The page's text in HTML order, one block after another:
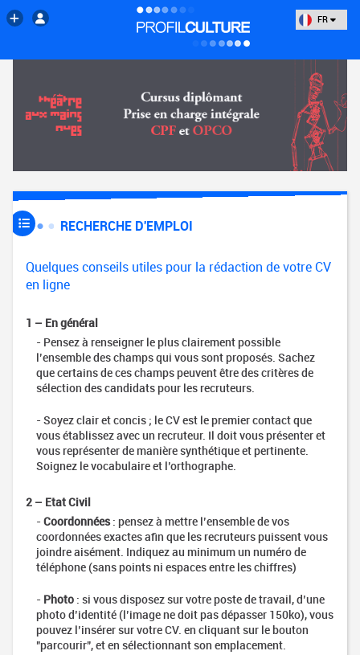
FR
Accompagnement
des services
Atelier
Culture
Coaching
Bilan de
compétences
VAE
Recherche
d'emploi
préparer
à la
recherche
d’emploi
Comment
rédiger
son CV
en ligne
Comment
rédiger sa
RECHERCHE D'EMPLOI
Quelques conseils utiles pour la rédaction de votre CV
en ligne
1 – En général
- Pensez à renseigner le plus clairement possible
l’ensemble des champs qui vous sont proposés. Sachez
que certains de ces champs peuvent être des critères de
sélection des candidats pour les recruteurs.
- Soyez clair et concis ; le CV est le premier contact que
vous établissez avec un recruteur. Il doit vous présenter et
vous représenter de manière synthétique et pertinente.
Soignez le vocabulaire et l’orthographe.
2 – Etat Civil
- Coordonnées: pensez à mettre l’ensemble de vos
coordonnées exactes afin que les recruteurs puissent vous
joindre aisément. Indiquez au minimum un numéro de
téléphone (sans points ni espaces entre les chiffres)
- Photo: si vous disposez sur votre poste de travail, d’une
photo d’identité (l’image ne doit pas dépasser 150ko), vous
pouvez l’insérer sur votre CV. en cliquant sur le bouton
"parcourir", et en sélectionnant son emplacement.